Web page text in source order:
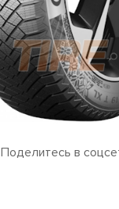
Поделитесь в